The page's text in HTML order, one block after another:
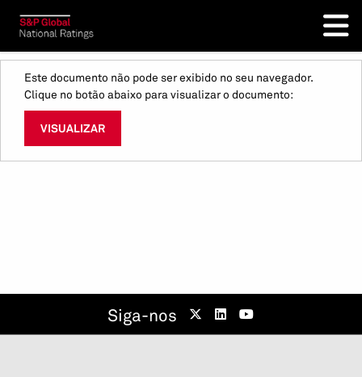
Este documento não pode ser exibido no seu navegador.
Clique no botão abaixo para visualizar o documento:
VISUALIZAR
Siga-nos